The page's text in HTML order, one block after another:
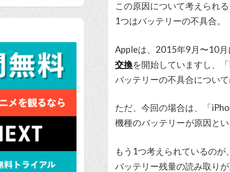
この原因について考えられ
1つはバッテリーの不具合。
Appleは、2015年9月〜10
交換を開始していますし、
バッテリーの不具合につい
ただ、今回の場合は、「
機種のバッテリーが原因とい
もう1つ考えられているのが、
バッテリー残量の読み取り